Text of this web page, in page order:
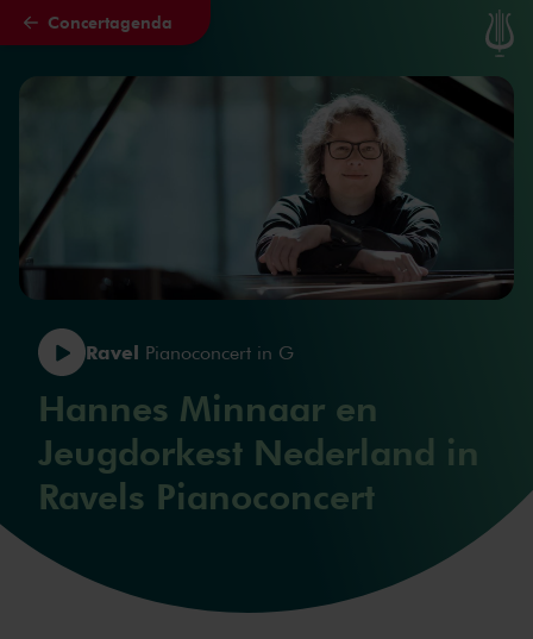
Naar hoofdcontent
Concertagenda
Ravel Pianoconcert in G
Hannes Minnaar en
Jeugdorkest Nederland in
Ravels Pianoconcert